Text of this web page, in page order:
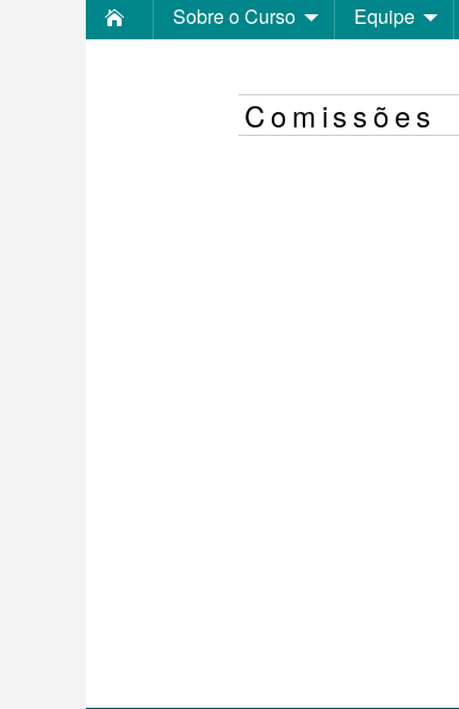
Sobre o Curso Equipe
Comissões